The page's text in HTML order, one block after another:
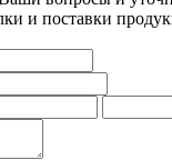
и поставки